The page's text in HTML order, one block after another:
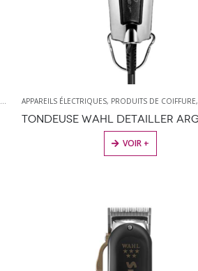
WAHL
APPAREILS ÉLECTRIQUES, PRODUITS DE COIFFURE,
VOIR +